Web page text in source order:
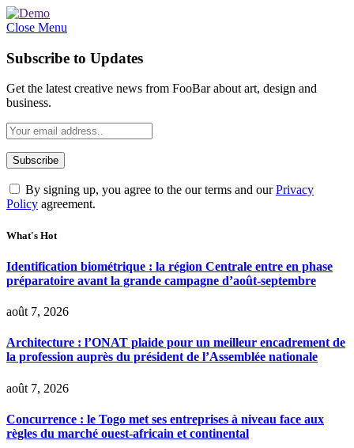
Close Menu
Subscribe to Updates
Get the latest creative news from FooBar about art, design and
business.
By signing up, you agree to the our terms and ourPrivacy
Policy agreement.
What's Hot
Identification biométrique : la région Centrale entre en phase
préparatoire avant la grande campagne d’août-septembre
août 7, 2026
Architecture : l’ONAT plaide pour un meilleur encadrement de
la profession auprès du président de l’Assemblée nationale
août 7, 2026
Concurrence : le Togo met ses entreprises à niveau face aux
règles du marché ouest-africain et continental